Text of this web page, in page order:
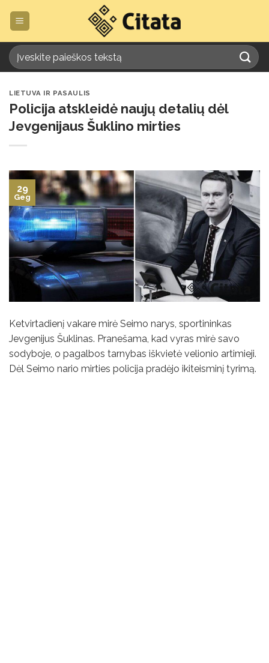
LIETUVA IR PASAULIS
Policija atskleidė naujų detalių dėl
Jevgenijaus Šuklino mirties
29
Geg
Ketvirtadienį vakare mirė Seimo narys, sportininkas
Jevgenijus Šuklinas. Pranešama, kad vyras mirė savo
sodyboje, o pagalbos tarnybas iškvietė velionio artimieji.
Dėl Seimo nario mirties policija pradėjo ikiteisminį tyrimą.